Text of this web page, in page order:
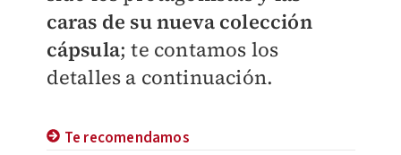
caras de su nueva colección
cápsula; te contamos los
detalles a continuación.
Te recomendamos